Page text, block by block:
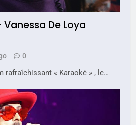
De Loya
0
rafraîchissant « Karaoké » , le…